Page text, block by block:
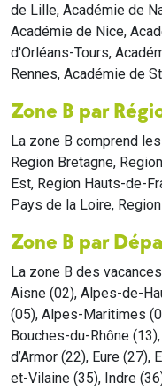
de Lille, Académie de
Académie de Nice,
d'Orléans-Tours,
Rennes, Académie de
Zone B par
La zone B comprend les
Region Bretagne,
Est, Region Hauts-de-
Pays de la Loire,
Zone B par
La zone B des
Aisne (02), Alpes-de-
(05), Alpes-Maritimes
Bouches-du-Rhône
d’Armor (22), Eure
et-Vilaine (35), Indre